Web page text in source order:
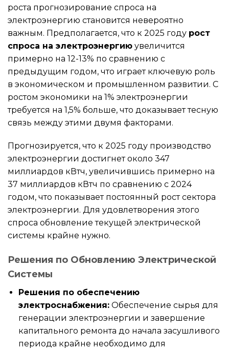
роста прогнозирование спроса на
электроэнергию становится невероятно
важным. Предполагается, что к 2025 году рост
спроса на электроэнергию увеличится
примерно на 12-13% по сравнению с
предыдущим годом, что играет ключевую роль
в экономическом и промышленном развитии. С
ростом экономики на 1% электроэнергии
требуется на 1,5% больше, что доказывает тесную
связь между этими двумя факторами.
Прогнозируется, что к 2025 году производство
электроэнергии достигнет около 347
миллиардов кВтч, увеличившись примерно на
37 миллиардов кВтч по сравнению с 2024
годом, что показывает постоянный рост сектора
электроэнергии. Для удовлетворения этого
спроса обновление текущей электрической
системы крайне нужно.
Решения по Обновлению Электрической
Системы
Решения по обеспечению
электроснабжения:Обеспечение сырья для
генерации электроэнергии и завершение
капитального ремонта до начала засушливого
периода крайне необходимо для